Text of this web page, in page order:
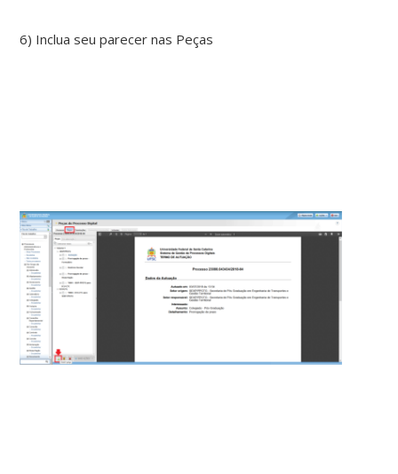
6) Inclua seu parecer nas Peças